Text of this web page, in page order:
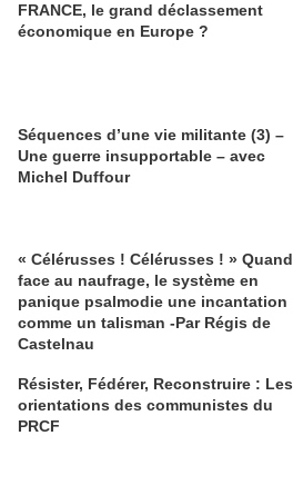
FRANCE, le grand déclassement
économique en Europe ?
Séquences d’une vie militante (3) –
Une guerre insupportable – avec
Michel Duffour
« Célérusses ! Célérusses ! » Quand
face au naufrage, le système en
panique psalmodie une incantation
comme un talisman -Par Régis de
Castelnau
Résister, Fédérer, Reconstruire : Les
orientations des communistes du
PRCF